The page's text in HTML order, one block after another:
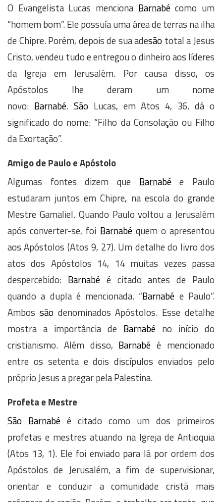
O Evangelista Lucas menciona Barnabécomo um
“homem bom”. Ele possuía uma área de terras na ilha
de Chipre. Porém, depois de sua adesão total a Jesus
Cristo, vendeu tudo e entregou o dinheiro aos líderes
da Igreja em Jerusalém. Por causa disso, os
Apóstolos lhe deram um nome
novo: Barnabé. SãoLucas, em Atos 4, 36, dá o
significado do nome: “Filho da Consolação ou Filho
da Exortação”.
Amigo de Paulo e Apóstolo
Algumas fontes dizem que Barnabée Paulo
estudaram juntos em Chipre, na escola do grande
Mestre Gamaliel. Quando Paulo voltou a Jerusalém
após converter-se, foi Barnabéquem o apresentou
aos Apóstolos (Atos 9, 27). Um detalhe do livro dos
atos dos Apóstolos 14, 14 muitas vezes passa
despercebido: Barnabéé citado antes de Paulo
quando a dupla é mencionada. “Barnabé e Paulo”.
Ambos sãodenominados Apóstolos. Esse detalhe
mostra a importância de Barnabé no início do
cristianismo. Além disso, Barnabé é mencionado
entre os setenta e dois discípulos enviados pelo
próprio Jesus a pregar pela Palestina.
Profeta e Mestre
São Barnabé é citado como um dos primeiros
profetas e mestres atuando na Igreja de Antioquia
(Atos 13, 1). Ele foi enviado para lá por ordem dos
Apóstolos de Jerusalém, a fim de supervisionar,
orientar e conduzir a comunidade cristã mais